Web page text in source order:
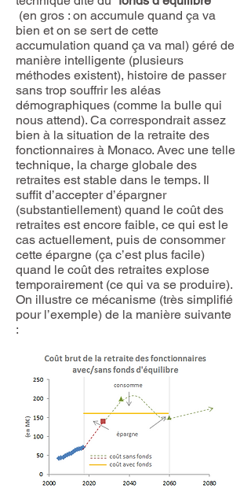
(en gros : on accumule quand ça va
bien et on se sert de cette
accumulation quand ça va mal) géré de
manière intelligente (plusieurs
méthodes existent), histoire de passer
sans trop souffrir les aléas
démographiques (comme la bulle qui
nous attend). Ca correspondrait assez
bien à la situation de la retraite des
fonctionnaires à Monaco. Avec une telle
technique, la charge globale des
retraites est stable dans le temps. Il
suffit d’accepter d’épargner
(substantiellement) quand le coût des
retraites est encore faible, ce qui est le
cas actuellement, puis de consommer
cette épargne (ça c’est plus facile)
quand le coût des retraites explose
temporairement (ce qui va se produire).
On illustre ce mécanisme (très simplifié
pour l’exemple) de la manière suivante
: